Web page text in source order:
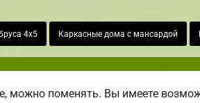
4х5 Каркасные дома с мансардой
поменять. Вы имеете